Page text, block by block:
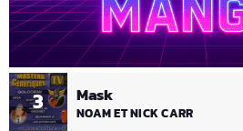
3 Mask
NOAM ET NICK CARR